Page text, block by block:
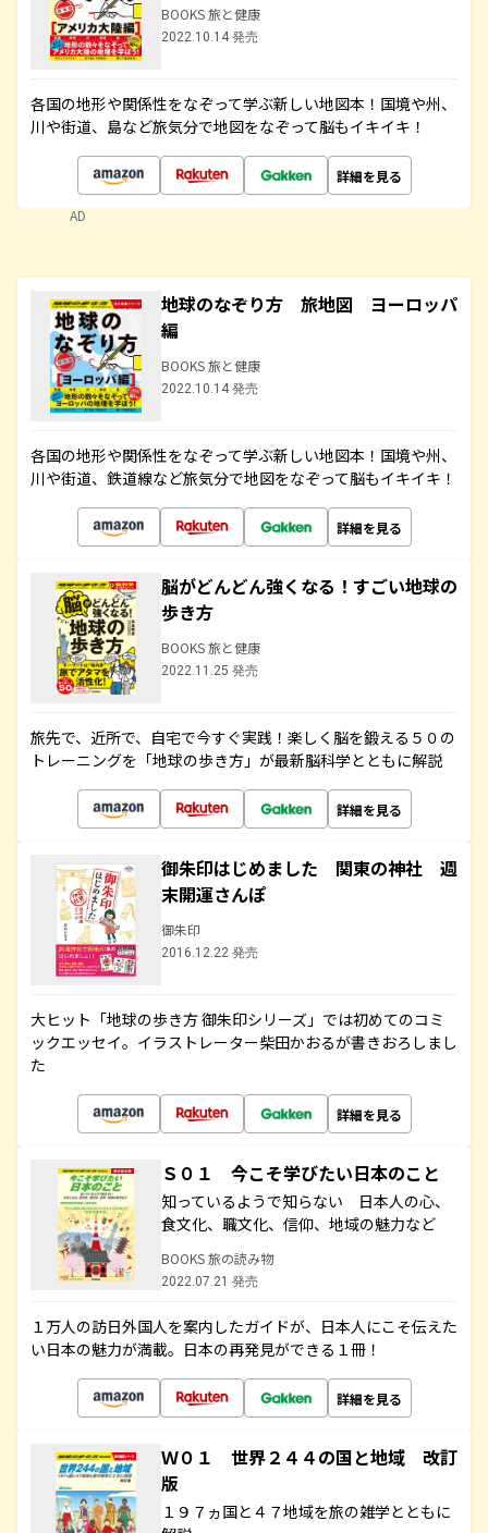
BOOKS 旅と健康
2022.10.14 発売
各国の地形や関係性をなぞって学ぶ新しい地図本！国境や州、
川や街道、島など旅気分で地図をなぞって脳もイキイキ！
詳細を見る
AD
地球のなぞり方 旅地図 ヨーロッパ
編
BOOKS 旅と健康
2022.10.14 発売
各国の地形や関係性をなぞって学ぶ新しい地図本！国境や州、
川や街道、鉄道線など旅気分で地図をなぞって脳もイキイキ！
詳細を見る
脳がどんどん強くなる！すごい地球の
歩き方
BOOKS 旅と健康
2022.11.25 発売
旅先で、近所で、自宅で今すぐ実践！楽しく脳を鍛える５０の
トレーニングを「地球の歩き方」が最新脳科学とともに解説
詳細を見る
御朱印はじめました 関東の神社 週
末開運さんぽ
御朱印
2016.12.22 発売
大ヒット「地球の歩き方 御朱印シリーズ」では初めてのコミ
ックエッセイ。イラストレーター柴田かおるが書きおろしまし
た
詳細を見る
Ｓ０１ 今こそ学びたい日本のこと
知っているようで知らない 日本人の心、
食文化、職文化、信仰、地域の魅力など
BOOKS 旅の読み物
2022.07.21 発売
１万人の訪日外国人を案内したガイドが、日本人にこそ伝えた
い日本の魅力が満載。日本の再発見ができる１冊！
詳細を見る
Ｗ０１ 世界２４４の国と地域 改訂
版
１９７ヵ国と４７地域を旅の雑学とともに